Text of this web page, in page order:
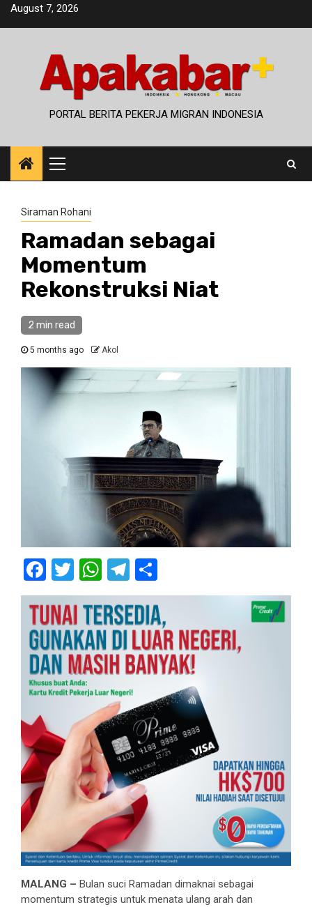
SkipAugust 7, 2026
PORTAL BERITA PEKERJA MIGRAN INDONESIA
Primary
Menu
Siraman Rohani
Ramadan sebagai
Momentum
Rekonstruksi Niat
2 min read
5 months ago Akol
Facebook
Twitter
WhatsApp
Telegram
MALANG – Bulan suci Ramadan dimaknai sebagai
momentum strategis untuk menata ulang arah dan